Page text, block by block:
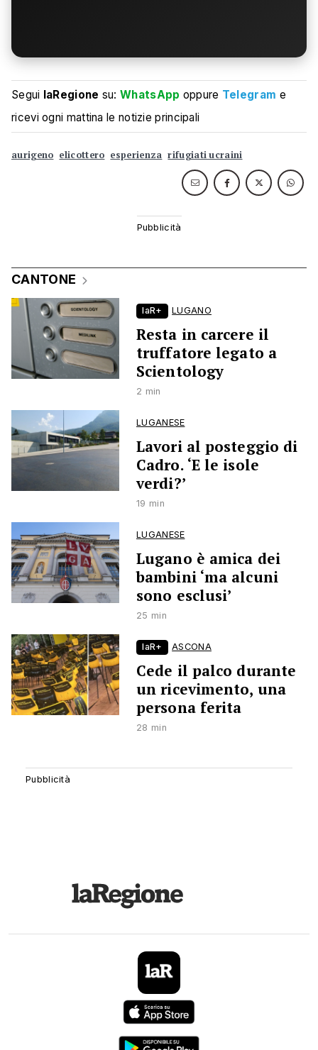
Segui laRegione su:WhatsApp oppure Telegram e
ricevi ogni mattina le notizie principali
aurigeno elicottero esperienza rifugiati ucraini
CANTONE
laR+ LUGANO
Resta in carcere il
truffatore legato a
Scientology
2 min
LUGANESE
Lavori al posteggio di
Cadro. ‘E le isole
verdi?’
19 min
LUGANESE
Lugano è amica dei
bambini ‘ma alcuni
sono esclusi’
25 min
laR+ ASCONA
Cede il palco durante
un ricevimento, una
persona ferita
28 min